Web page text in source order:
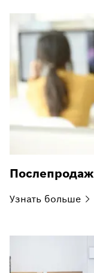
Узнать больше